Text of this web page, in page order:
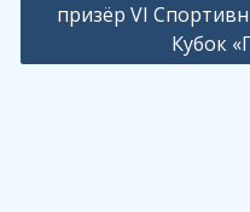
призёр VI
Кубок